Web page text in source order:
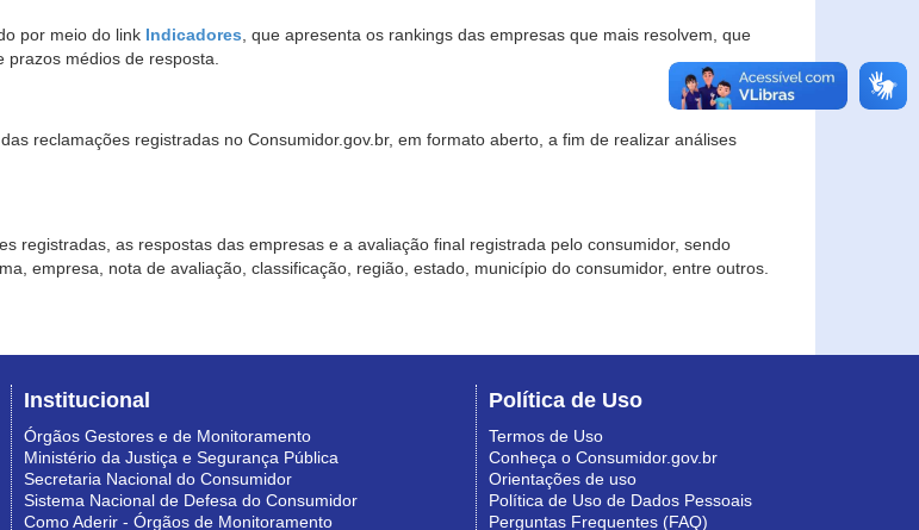
por meio do link Indicadores, que apresenta os rankings das empresas que mais resolvem, que
prazos médios de resposta.
reclamações registradas no Consumidor.gov.br, em formato aberto, a fim de realizar análises
registradas, as respostas das empresas e a avaliação final registrada pelo consumidor, sendo
empresa, nota de avaliação, classificação, região, estado, município do consumidor, entre outros.
Institucional
Órgãos Gestores e de Monitoramento
Ministério da Justiça e Segurança Pública
Secretaria Nacional do Consumidor
Sistema Nacional de Defesa do Consumidor
Como Aderir - Órgãos de Monitoramento
Política de Uso
Termos de Uso
Conheça o Consumidor.gov.br
Orientações de uso
Política de Uso de Dados Pessoais
Perguntas Frequentes (FAQ)